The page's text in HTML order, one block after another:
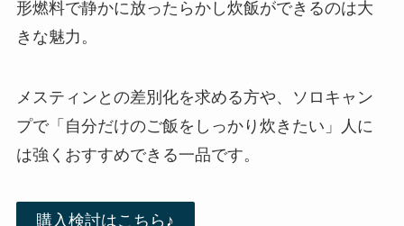
形燃料で静かに放ったらかし炊飯ができるのは大
きな魅力。
メスティンとの差別化を求める方や、ソロキャン
プで「自分だけのご飯をしっかり炊きたい」人に
は強くおすすめできる一品です。
購入検討はこちら♪